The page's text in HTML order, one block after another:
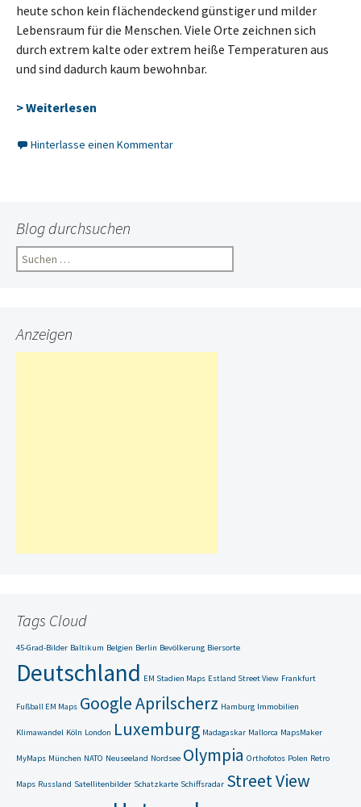
heute schon kein flächendeckend günstiger und milder
Lebensraum für die Menschen. Viele Orte zeichnen sich
durch extrem kalte oder extrem heiße Temperaturen aus
und sind dadurch kaum bewohnbar.
> Weiterlesen
Hinterlasse einen Kommentar
Blog durchsuchen
Suchen
nach:
Anzeigen
Tags Cloud
45-Grad-Bilder Baltikum Belgien Berlin Bevölkerung Biersorte
Deutschland EM Stadien Maps Estland Street View Frankfurt
Fußball EM Maps Google Aprilscherz Hamburg Immobilien
Klimawandel Köln London Luxemburg Madagaskar Mallorca MapsMaker
MyMaps München NATO Neuseeland Nordsee Olympia Orthofotos Polen Retro
Maps Russland Satellitenbilder Schatzkarte Schiffsradar Street View